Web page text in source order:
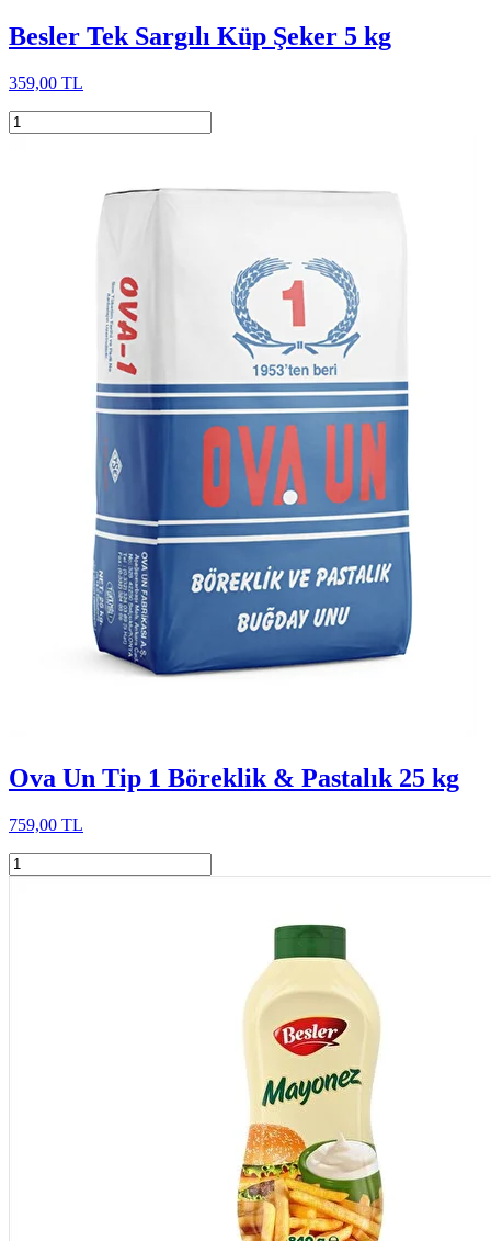
Besler Tek Sargılı Küp Şeker 5 kg
359,00 TL
Ova Un Tip 1 Böreklik & Pastalık 25 kg
759,00 TL